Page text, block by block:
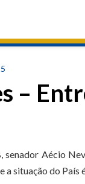
–
senador Aécio
situação do País